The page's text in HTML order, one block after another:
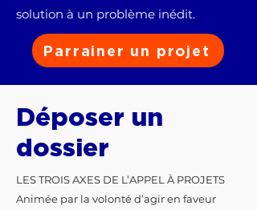
solution à un problème inédit.
Parrainer un projet
Déposer un
dossier
LES TROIS AXES DE L’APPEL À PROJETS
Animée par la volonté d’agir en faveur